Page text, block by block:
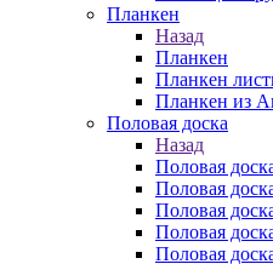
Планкен
Назад
Планкен
Планкен
Планкен из
Половая доска
Назад
Половая
Половая
Половая
Половая
Половая